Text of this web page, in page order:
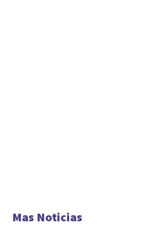
Mas Noticias